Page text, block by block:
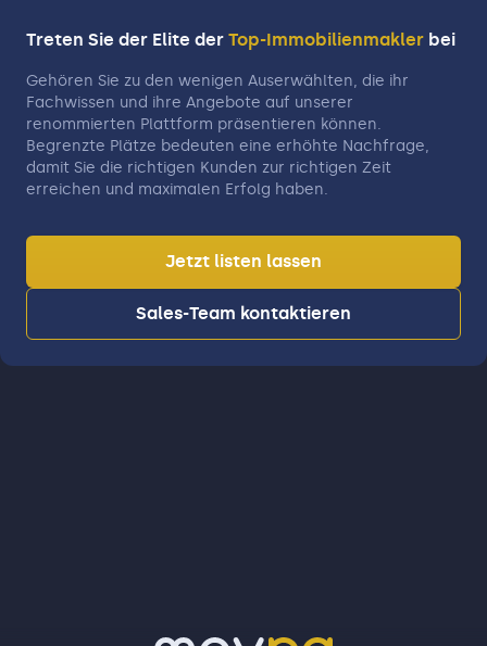
Treten Sie der Elite der Top-Immobilienmakler bei
Gehören Sie zu den wenigen Auserwählten, die ihr
Fachwissen und ihre Angebote auf unserer
renommierten Plattform präsentieren können.
Begrenzte Plätze bedeuten eine erhöhte Nachfrage,
damit Sie die richtigen Kunden zur richtigen Zeit
erreichen und maximalen Erfolg haben.
Jetzt listen lassen
Sales-Team kontaktieren